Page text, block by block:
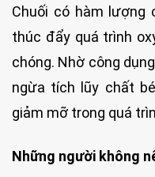
Chuối có hàm lượng
thúc đẩy quá trình
chóng. Nhờ công
ngừa tích lũy chất
giảm mỡ trong quá
Những người không